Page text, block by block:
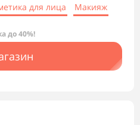
для лица Макияж
до 40%!